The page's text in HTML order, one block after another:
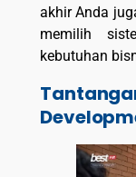
akhir Anda
memilih
kebutuhan